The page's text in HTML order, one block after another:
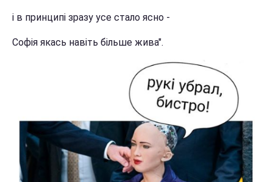
і в принципі зразу усе стало ясно -
Софія якась навіть більше жива".